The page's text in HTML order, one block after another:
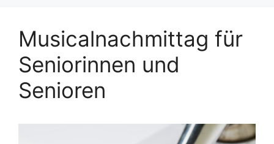
Musicalnachmittag für
Seniorinnen und
Senioren